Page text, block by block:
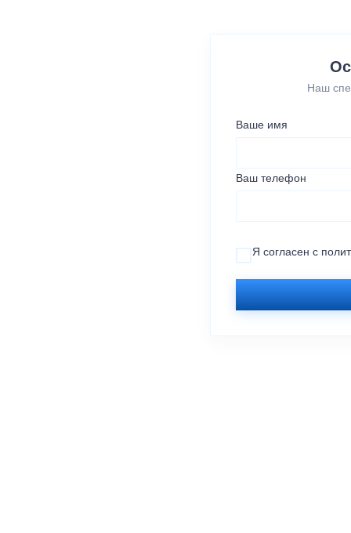
Наш
Ваше имя
Ваш телефон
Я согласен с